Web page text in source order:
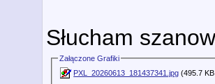
Słucham
Załączone Grafiki
PXL_20260613_181437341.jpg (495.7